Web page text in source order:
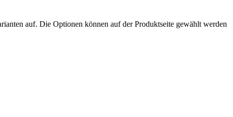
auf. Die Optionen können auf der Produktseite gewählt werden